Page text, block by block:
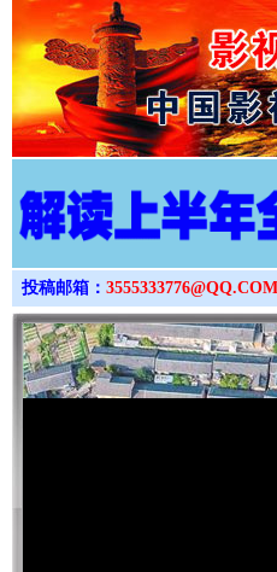
投稿邮箱： 3555333776@QQ.COM